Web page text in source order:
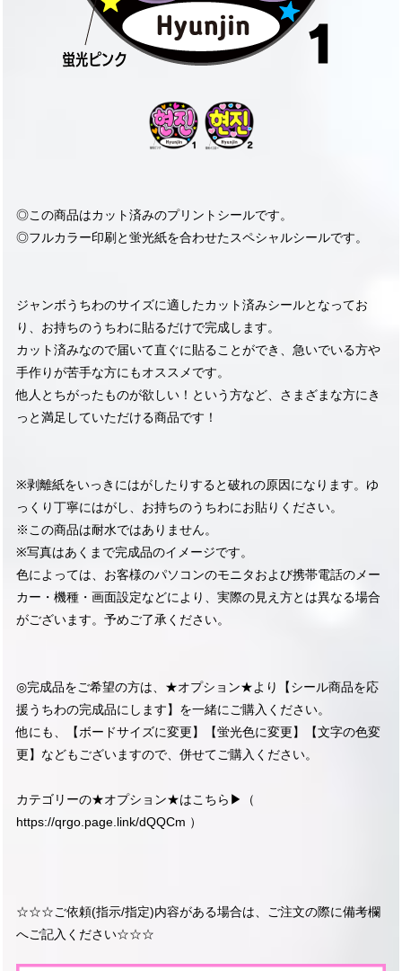
◎この商品はカット済みのプリントシールです。
◎フルカラー印刷と蛍光紙を合わせたスペシャルシールです。
ジャンボうちわのサイズに適したカット済みシールとなってお
り、お持ちのうちわに貼るだけで完成します。
カット済みなので届いて直ぐに貼ることができ、急いでいる方や
手作りが苦手な方にもオススメです。
他人とちがったものが欲しい！という方など、さまざまな方にき
っと満足していただける商品です！
※剥離紙をいっきにはがしたりすると破れの原因になります。ゆ
っくり丁寧にはがし、お持ちのうちわにお貼りください。
※この商品は耐水ではありません。
※写真はあくまで完成品のイメージです。
色によっては、お客様のパソコンのモニタおよび携帯電話のメー
カー・機種・画面設定などにより、実際の見え方とは異なる場合
がございます。予めご了承ください。
◎完成品をご希望の方は、★オプション★より【シール商品を応
援うちわの完成品にします】を一緒にご購入ください。
他にも、【ボードサイズに変更】【蛍光色に変更】【文字の色変
更】などもございますので、併せてご購入ください。
カテゴリーの★オプション★はこちら▶︎（
https://qrgo.page.link/dQQCm ）
☆☆☆ご依頼(指示/指定)内容がある場合は、ご注文の際に備考欄
へご記入ください☆☆☆